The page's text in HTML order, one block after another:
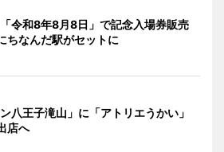
令和8年8月8日」で記念入場券販売
なんだ駅がセットに
ン八王子滝山」に「アトリエうかい」
店へ